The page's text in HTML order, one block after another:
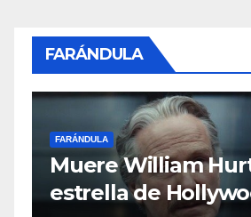
FARÁNDULA
FARÁNDULA
Muere William Hurt, la
estrella de Hollywood